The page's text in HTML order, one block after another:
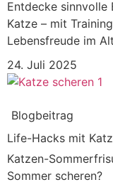
Entdecke sinnvolle
Katze – mit
Lebensfreude im
24. Juli 2025
Blogbeitrag
Life-Hacks mit
Katzen-
Sommer scheren?